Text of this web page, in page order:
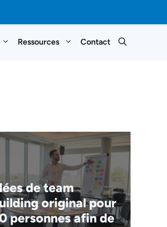
Ressources Contact
de team
original pour
personnes afin de